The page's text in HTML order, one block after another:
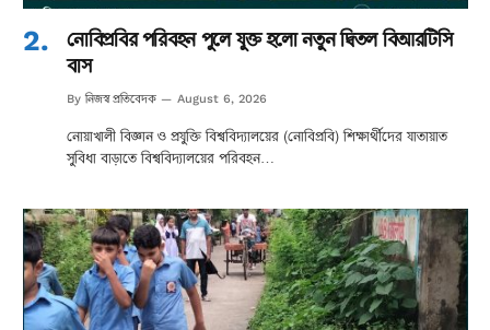
নোবিপ্রবির পরিবহন পুলে যুক্ত হলো নতুন দ্বিতল বিআরটিসি
বাস
By নিজস্ব প্রতিবেদক August 6, 2026
নোয়াখালী বিজ্ঞান ও প্রযুক্তি বিশ্ববিদ্যালয়ের (নোবিপ্রবি) শিক্ষার্থীদের যাতায়াত
সুবিধা বাড়াতে বিশ্ববিদ্যালয়ের পরিবহন…